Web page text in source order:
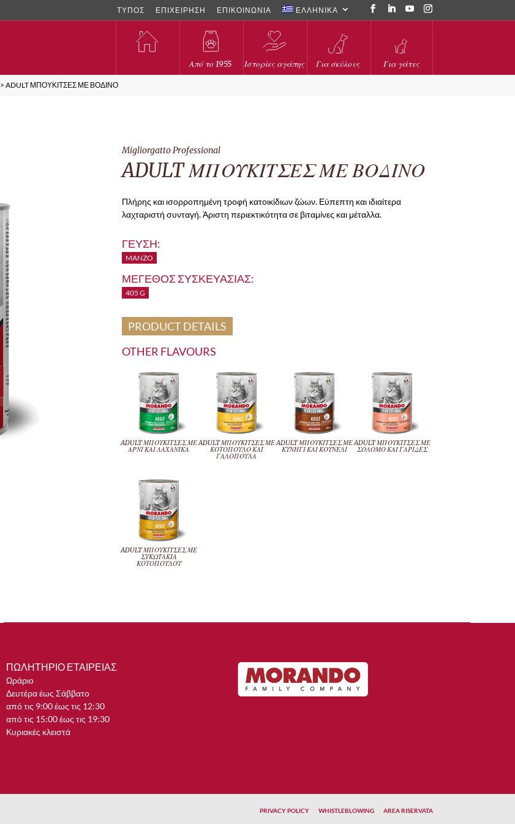
ΤΥΠΟΣ ΕΠΙΧΕΙΡΗΣΗ ΕΠΙΚΟΙΝΩΝΙΑ ΕΛΛΗΝΙΚΑ
Από το 1955 Ιστορίες αγάπης Για σκύλους Για γάτες
>ADULT ΜΠΟΥΚΙΤΣΕΣ ΜΕ ΒΟΔΙΝΟ
Migliorgatto Professional
ADULT ΜΠΟΥΚΙΤΣΕΣ ΜΕ ΒΟΔΙΝΟ
Πλήρης και ισορροπημένη τροφή κατοικίδιων ζώων. Εύπεπτη και ιδιαίτερα
λαχταριστή συνταγή. Άριστη περιεκτικότητα σε βιταμίνες και μέταλλα.
ΓΕΥΣΗ:
MANZO
ΜΕΓΕΘΟΣ ΣΥΣΚΕΥΑΣΙΑΣ:
405 G
PRODUCT DETAILS
OTHER FLAVOURS
ADULT ΜΠΟΥΚΙΤΣΕΣ ΜΕ
ΑΡΝΙ ΚΑΙ ΛΑΧΑΝΙΚΑ
ADULT ΜΠΟΥΚΙΤΣΕΣ ΜΕ
ΚΟΤΟΠΟΥΛΟ ΚΑΙ
ΓΑΛΟΠΟΥΛΑ
ADULT ΜΠΟΥΚΙΤΣΕΣ ΜΕ
ΚΥΝΗΓΙ ΚΑΙ ΚΟΥΝΕΛΙ
ADULT ΜΠΟΥΚΙΤΣΕΣ ΜΕ
ΣΟΛΟΜΟ ΚΑΙ ΓΑΡΙΔΕΣ
ADULT ΜΠΟΥΚΙΤΣΕΣ ΜΕ
ΣΥΚΩΤΑΚΙΑ
ΚΟΤΟΠΟΥΛΟΥ
ΠΩΛΗΤΗΡΙΟ ΕΤΑΙΡΕΙΑΣ
Ωράριο
Δευτέρα έως Σάββατο
από τις 9:00 έως τις 12:30
από τις 15:00 έως τις 19:30
Κυριακές κλειστά
PRIVACY POLICY WHISTLEBLOWING AREA RISERVATA